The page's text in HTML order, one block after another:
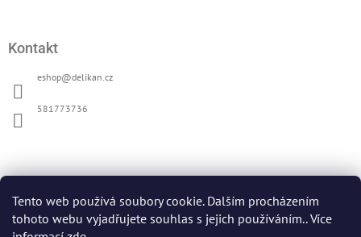
Tento web používá soubory cookie. Dalším procházením
tohoto webu vyjadřujete souhlas s jejich používáním.. Více
Kontakt
eshop@delikan.cz
581773736